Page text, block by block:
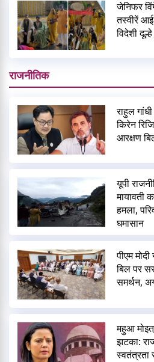
जेनिफर
तस्वीरें
विदेशी
राजनीतिक
राहुल
किरेन
आरक्षण
यूपी
मायावती
हमला,
घमासान
पीएम
बिल पर
समर्थन,
महुआ
झटका:
स्वतंत्रता